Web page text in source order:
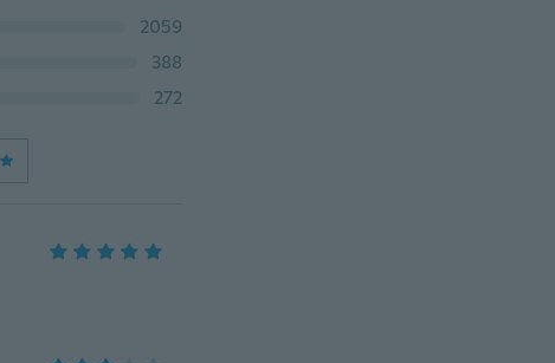
2059
388
272